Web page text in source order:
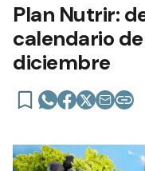
Plan Nutrir:
calendario
diciembre